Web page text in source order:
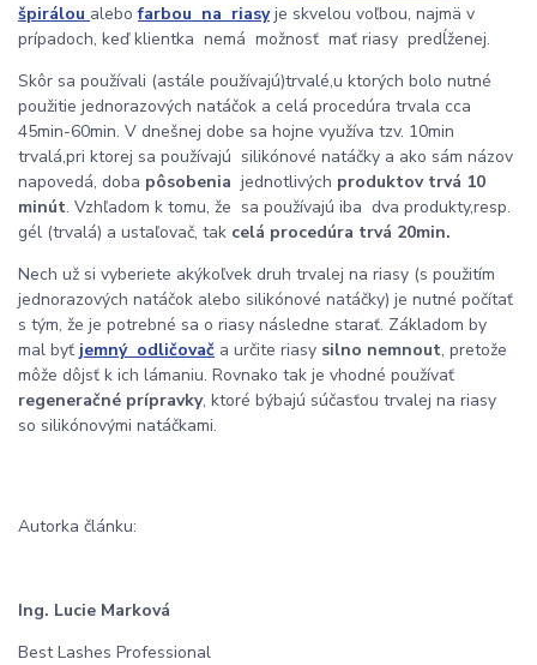
špirálou alebofarbou na riasyje skvelou voľbou, najmä v
prípadoch, keďklientka nemá možnosť mať riasy predĺženej.
Skôr sa používali (astále používajú)trvalé,u ktorých bolo nutné
použitie jednorazových natáčok a celá procedúra trvala cca
45min-60min. V dnešnej dobe sa hojne využíva tzv. 10min
trvalá,pri ktorej sa používajú silikónové natáčky a ako sám názov
napovedá, doba pôsobenia jednotlivých produktov trvá 10
minút. Vzhľadom k tomu, že sa používajú iba dva produkty,resp.
gél (trvalá) a ustaľovač, tak celá procedúra trvá 20min.
Nech už si vyberiete akýkoľvek druh trvalej na riasy (s použitím
jednorazových natáčok alebo silikónové natáčky) je nutné počítať
s tým, že je potrebné sa o riasy následne starať. Základom by
mal byť jemný odličovač a určite riasy silno nemnout, pretože
môže dôjsť k ich lámaniu. Rovnako tak je vhodné používať
regeneračné prípravky, ktoré býbajú súčasťou trvalej na riasy
so silikónovými natáčkami.
Autorka článku:
Ing. Lucie Marková
Best Lashes Professional